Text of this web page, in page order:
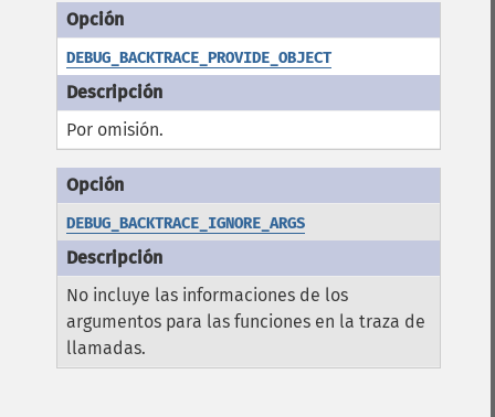
DEBUG_BACKTRACE_PROVIDE_OBJECT
Por omisión.
DEBUG_BACKTRACE_IGNORE_ARGS
No incluye las informaciones de los
argumentos para las funciones en la traza de
llamadas.